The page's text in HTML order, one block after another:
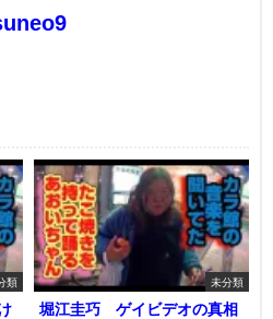
類 未分類
堀江圭巧 ゲイビデオの真相